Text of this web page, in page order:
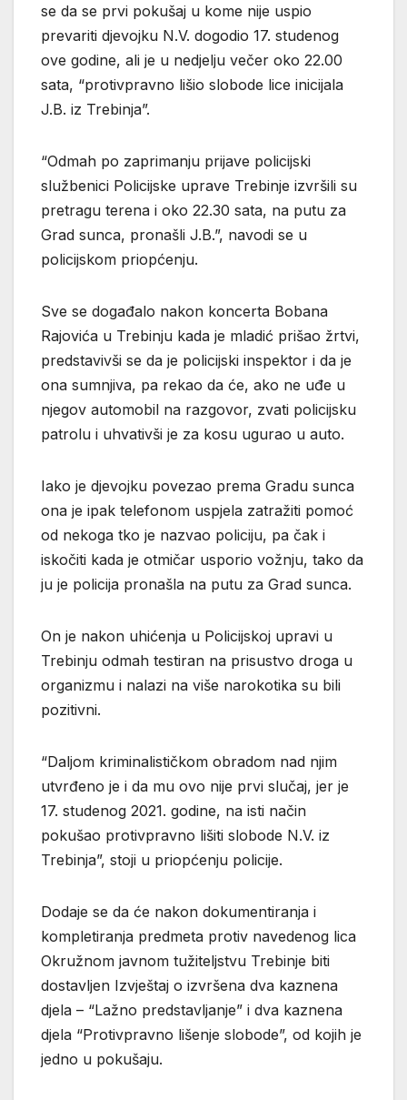
se da se prvi pokušaj u kome nije uspio
prevariti djevojku N.V. dogodio 17. studenog
ove godine, ali je u nedjelju večer oko 22.00
sata, “protivpravno lišio slobode lice inicijala
J.B. iz Trebinja”.
“Odmah po zaprimanju prijave policijski
službenici Policijske uprave Trebinje izvršili su
pretragu terena i oko 22.30 sata, na putu za
Grad sunca, pronašli J.B.”, navodi se u
policijskom priopćenju.
Sve se događalo nakon koncerta Bobana
Rajovića u Trebinju kada je mladić prišao žrtvi,
predstavivši se da je policijski inspektor i da je
ona sumnjiva, pa rekao da će, ako ne uđe u
njegov automobil na razgovor, zvati policijsku
patrolu i uhvativši je za kosu ugurao u auto.
Iako je djevojku povezao prema Gradu sunca
ona je ipak telefonom uspjela zatražiti pomoć
od nekoga tko je nazvao policiju, pa čak i
iskočiti kada je otmičar usporio vožnju, tako da
ju je policija pronašla na putu za Grad sunca.
On je nakon uhićenja u Policijskoj upravi u
Trebinju odmah testiran na prisustvo droga u
organizmu i nalazi na više narokotika su bili
pozitivni.
“Daljom kriminalističkom obradom nad njim
utvrđeno je i da mu ovo nije prvi slučaj, jer je
17. studenog 2021. godine, na isti način
pokušao protivpravno lišiti slobode N.V. iz
Trebinja”, stoji u priopćenju policije.
Dodaje se da će nakon dokumentiranja i
kompletiranja predmeta protiv navedenog lica
Okružnom javnom tužiteljstvu Trebinje biti
dostavljen Izvještaj o izvršena dva kaznena
djela – “Lažno predstavljanje” i dva kaznena
djela “Protivpravno lišenje slobode”, od kojih je
jedno u pokušaju.